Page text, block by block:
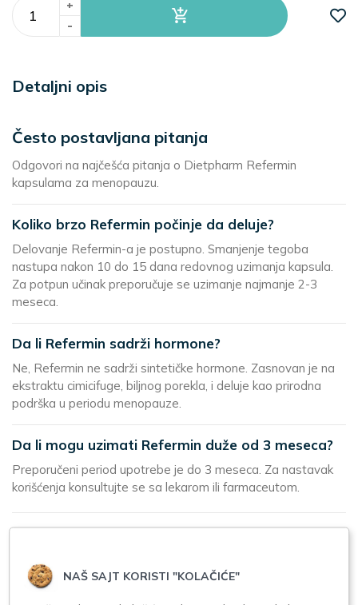
+
-
Detaljni opis
Često postavljana pitanja
Odgovori na najčešća pitanja o Dietpharm Refermin
kapsulama za menopauzu.
Koliko brzo Refermin počinje da deluje?
Delovanje Refermin-a je postupno. Smanjenje tegoba
nastupa nakon 10 do 15 dana redovnog uzimanja kapsula.
Za potpun učinak preporučuje se uzimanje najmanje 2-3
meseca.
Da li Refermin sadrži hormone?
Ne, Refermin ne sadrži sintetičke hormone. Zasnovan je na
ekstraktu cimicifuge, biljnog porekla, i deluje kao prirodna
podrška u periodu menopauze.
Da li mogu uzimati Refermin duže od 3 meseca?
Preporučeni period upotrebe je do 3 meseca. Za nastavak
korišćenja konsultujte se sa lekarom ili farmaceutom.
Način upotrebe:
Jednom dnevno popiti 1 kapsulu uz obrok. Preporučuje se
upotreba do 3 meseca.
NAŠ SAJT KORISTI "KOLAČIĆE"